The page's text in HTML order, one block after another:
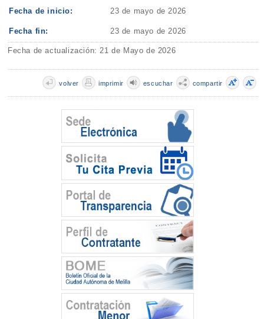
Fecha de inicio: 23 de mayo de 2026
Fecha fin: 23 de mayo de 2026
Fecha de actualización: 21 de Mayo de 2026
compartir
escuchar
imprimir
volver